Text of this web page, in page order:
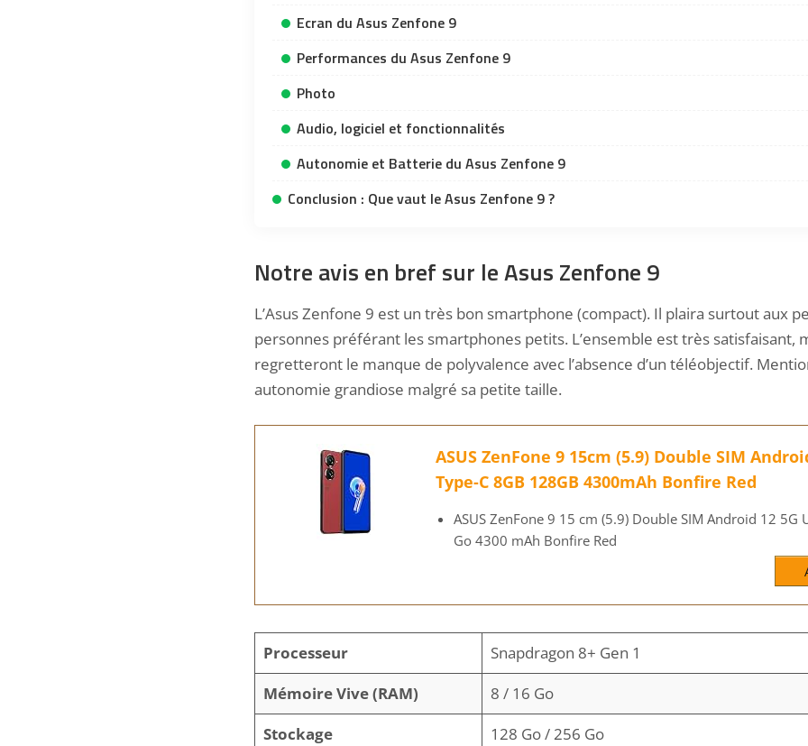
Ecran du Asus Zenfone 9
Performances du Asus Zenfone 9
Photo
Audio, logiciel et fonctionnalités
Autonomie et Batterie du Asus Zenfone 9
Conclusion : Que vaut le Asus Zenfone 9 ?
Notre avis en bref sur le Asus Zenfone 9
L’Asus Zenfone 9 est un très bon smartphone (compact). Il plaira surtout aux
personnes préférant les smartphones petits. L’ensemble est très satisfaisant,
regretteront le manque de polyvalence avec l’absence d’un téléobjectif.
autonomie grandiose malgré sa petite taille.
ASUS ZenFone 9 15cm (5.9) Double SIM
Type-C 8GB 128GB 4300mAh Bonfire Red
ASUS ZenFone 9 15 cm (5.9) Double SIM Android 12 5G
Go 4300 mAh Bonfire Red
Processeur
Snapdragon 8+ Gen 1
Mémoire Vive (RAM)
8 / 16 Go
Stockage
128 Go / 256 Go